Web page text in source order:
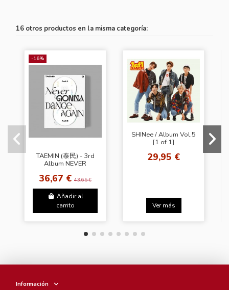
16 otros productos en la misma categoría:
-16%
TAEMIN (泰民) - 3rd
Album NEVER
AGAIN [Extended
Ver.]
36,67 €43,65 €
Añadir al
carrito
SHINee / Album Vol.5
[1 of 1]
29,95 €
Ver más
Información